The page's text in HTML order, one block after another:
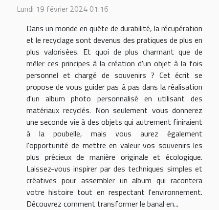
Lundi 19 février 2024 01:16
Dans un monde en quête de durabilité, la récupération
et le recyclage sont devenus des pratiques de plus en
plus valorisées. Et quoi de plus charmant que de
mêler ces principes à la création d'un objet à la fois
personnel et chargé de souvenirs ? Cet écrit se
propose de vous guider pas à pas dans la réalisation
d'un album photo personnalisé en utilisant des
matériaux recyclés. Non seulement vous donnerez
une seconde vie à des objets qui autrement finiraient
à la poubelle, mais vous aurez également
l'opportunité de mettre en valeur vos souvenirs les
plus précieux de manière originale et écologique.
Laissez-vous inspirer par des techniques simples et
créatives pour assembler un album qui racontera
votre histoire tout en respectant l'environnement.
Découvrez comment transformer le banal en...